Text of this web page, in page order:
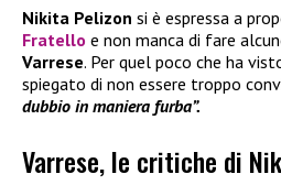
Nikita Pelizon si è espressa a
Fratello e non manca di fare
Varrese. Per quel poco che ha
spiegato di non essere troppo
dubbio in maniera furba”.
Varrese, le critiche di